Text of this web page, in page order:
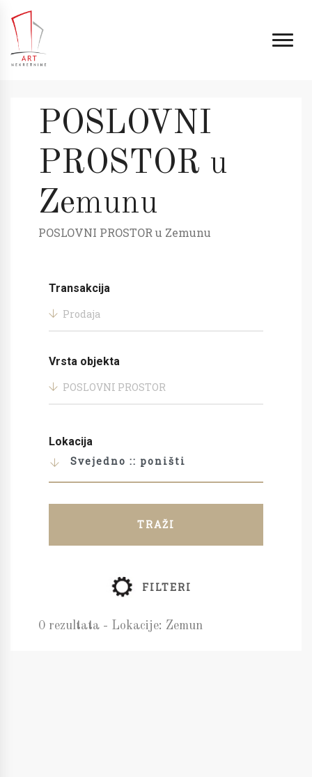
POSLOVNI
PROSTOR u
Zemunu
POSLOVNI PROSTOR u Zemunu
Transakcija
Prodaja
Vrsta objekta
POSLOVNI PROSTOR
Lokacija
Svejedno :: poništi
TRAŽI
FILTERI
0 rezultata - Lokacije: Zemun